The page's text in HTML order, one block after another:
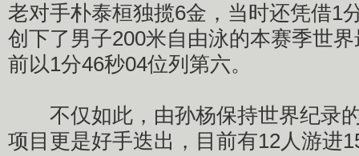
老对手朴泰桓独揽6金，当时还凭借1
创下了男子200米自由泳的本赛季世
前以1分46秒04位列第六。
不仅如此，由孙杨保持世界纪录
项目更是好手迭出，目前有12人游进